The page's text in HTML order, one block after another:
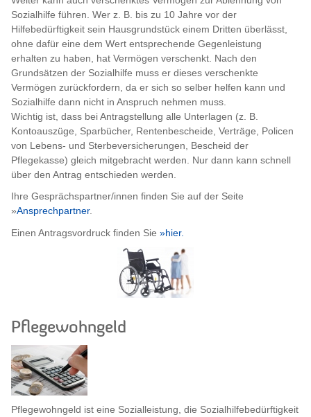
Sozialhilfe führen. Wer z. B. bis zu 10 Jahre vor der
Hilfebedürftigkeit sein Hausgrundstück einem Dritten überlässt,
ohne dafür eine dem Wert entsprechende Gegenleistung
erhalten zu haben, hat Vermögen verschenkt. Nach den
Grundsätzen der Sozialhilfe muss er dieses verschenkte
Vermögen zurückfordern, da er sich so selber helfen kann und
Sozialhilfe dann nicht in Anspruch nehmen muss.
Wichtig ist, dass bei Antragstellung alle Unterlagen (z. B.
Kontoauszüge, Sparbücher, Rentenbescheide, Verträge, Policen
von Lebens- und Sterbeversicherungen, Bescheid der
Pflegekasse) gleich mitgebracht werden. Nur dann kann schnell
über den Antrag entschieden werden.
Ihre Gesprächspartner/innen finden Sie auf der Seite
»Ansprechpartner.
Einen Antragsvordruck finden Sie »hier.
Pflegewohngeld
Pflegewohngeld ist eine Sozialleistung, die Sozialhilfebedürftigkeit